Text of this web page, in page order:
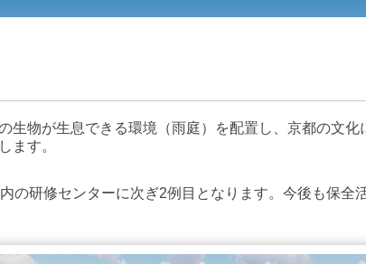
物が生息できる環境（雨庭）を配置し、京都の文
ます。
研修センターに次ぎ2例目となります。今後も保全